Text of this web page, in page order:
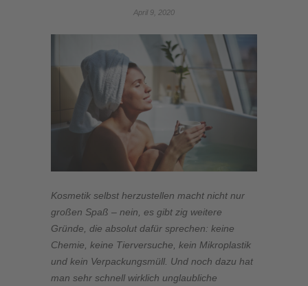
April 9, 2020
Kosmetik selbst herzustellen macht nicht nur
großen Spaß – nein, es gibt zig weitere
Gründe, die absolut dafür sprechen: keine
Chemie, keine Tierversuche, kein Mikroplastik
und kein Verpackungsmüll. Und noch dazu hat
man sehr schnell wirklich unglaubliche